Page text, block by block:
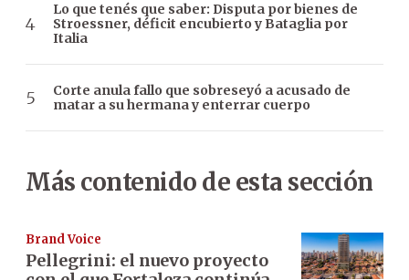
Lo que tenés que saber: Disputa por bienes de
Stroessner, déficit encubierto y Bataglia por
Italia
Corte anula fallo que sobreseyó a acusado de
matar a su hermana y enterrar cuerpo
Más contenido de esta sección
Brand Voice
Pellegrini: el nuevo proyecto